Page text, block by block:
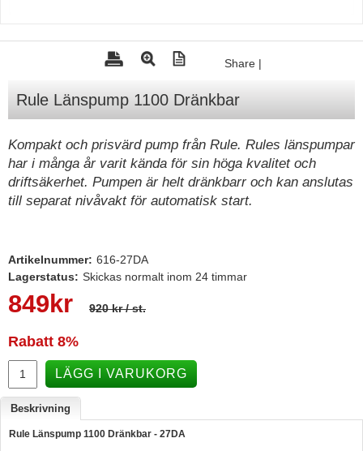
Mercury Servicedelar
Lowrance
Humminbird
Simrad
Varta - Batterier
Victron - Batteriladdare
Webasto - Dieselvärmare
Kamasa Tools - Verktyg
Calix - Packline - Takboxar
Thule - Takboxar
Share |
Rule Länspump 1100 Dränkbar
Kompakt och prisvärd pump från Rule. Rules länspumpar
har i många år varit kända för sin höga kvalitet och
driftsäkerhet. Pumpen är helt dränkbarr och kan anslutas
till separat nivåvakt för automatisk start.
Artikelnummer: 616-27DA
Lagerstatus: Skickas normalt inom 24 timmar
849 kr 920 kr/ st.
Rabatt 8%
LÄGG I VARUKORG
Beskrivning
Rule Länspump 1100 Dränkbar - 27DA